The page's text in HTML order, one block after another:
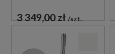
PRYSZNICOWY Z
WYLEWKĄ
3 349,00 zł szt.